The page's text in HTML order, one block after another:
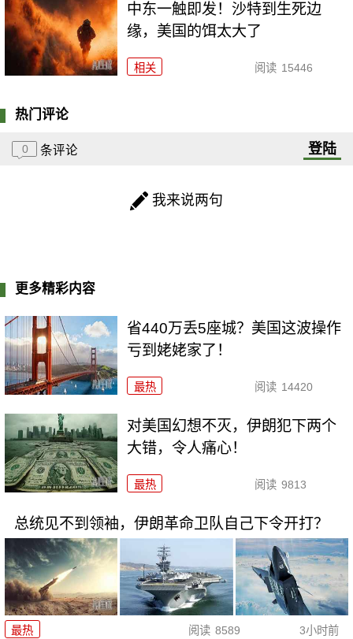
中东一触即发！沙特到生死边
缘，美国的饵太大了
相关 阅读 15446
热门评论
0 条评论 登陆
我来说两句
更多精彩内容
省440万丢5座城？美国这波操作
亏到姥姥家了！
最热 阅读 14420
对美国幻想不灭，伊朗犯下两个
大错，令人痛心！
最热 阅读 9813
总统见不到领袖，伊朗革命卫队自己下令开打？
最热 阅读 8589 3小时前